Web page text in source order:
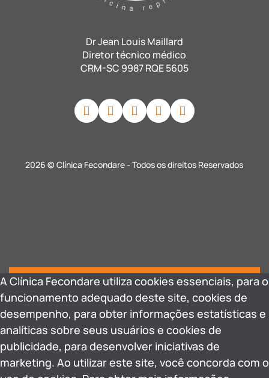
Dr Jean Louis Maillard
Diretor técnico médico
CRM-SC 9987 RQE 5605
2026 © Clínica Fecondare - Todos os direitos Reservados
A Clínica Fecondare utiliza cookies essenciais, para o
funcionamento adequado deste site, cookies de
desempenho, para obter informações estatísticas e
analíticas sobre seus usuários e cookies de
publicidade, para desenvolver iniciativas de
marketing. Ao utilizar este site, você concorda com o